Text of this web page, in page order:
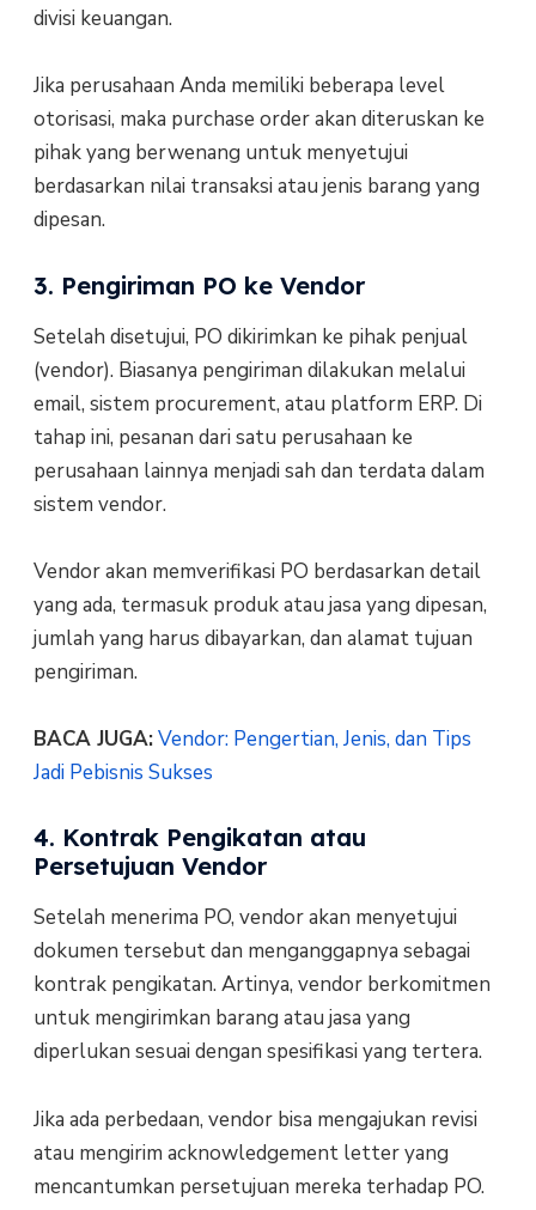
divisi keuangan.
Jika perusahaan Anda memiliki beberapa level
otorisasi, maka purchase order akan diteruskan ke
pihak yang berwenang untuk menyetujui
berdasarkan nilai transaksi atau jenis barang yang
dipesan.
3. Pengiriman PO ke Vendor
Setelah disetujui, PO dikirimkan ke pihak penjual
(vendor). Biasanya pengiriman dilakukan melalui
email, sistem procurement, atau platform ERP. Di
tahap ini, pesanan dari satu perusahaan ke
perusahaan lainnya menjadi sah dan terdata dalam
sistem vendor.
Vendor akan memverifikasi PO berdasarkan detail
yang ada, termasuk produk atau jasa yang dipesan,
jumlah yang harus dibayarkan, dan alamat tujuan
pengiriman.
BACA JUGA:Vendor: Pengertian, Jenis, dan Tips
Jadi Pebisnis Sukses
4. Kontrak Pengikatan atau
Persetujuan Vendor
Setelah menerima PO, vendor akan menyetujui
dokumen tersebut dan menganggapnya sebagai
kontrak pengikatan. Artinya, vendor berkomitmen
untuk mengirimkan barang atau jasa yang
diperlukan sesuai dengan spesifikasi yang tertera.
Jika ada perbedaan, vendor bisa mengajukan revisi
atau mengirim acknowledgement letter yang
mencantumkan persetujuan mereka terhadap PO.